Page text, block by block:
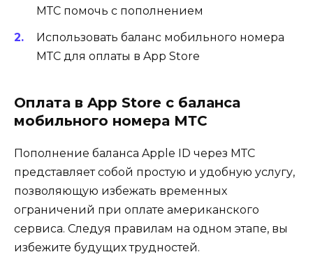
МТС помочь с пополнением
Использовать баланс мобильного номера
МТС для оплаты в App Store
Оплата в App Store с баланса
мобильного номера МТС
Пополнение баланса Apple ID через МТС
представляет собой простую и удобную услугу,
позволяющую избежать временных
ограничений при оплате американского
сервиса. Следуя правилам на одном этапе, вы
избежите будущих трудностей.